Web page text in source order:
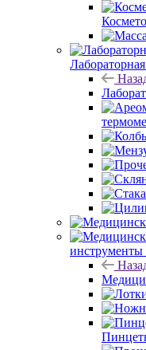
инструменты